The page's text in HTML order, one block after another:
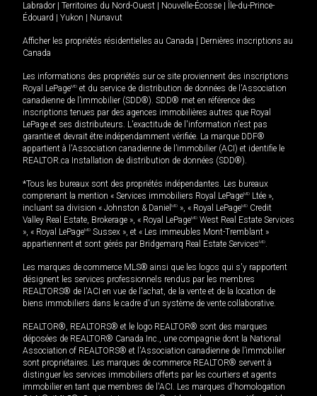
Labrador
Territoires du Nord-Ouest Nouvelle-Écosse
Île-du-Prince-
Édouard
Yukon Nunavut
Afficher les propriétés résidentielles au Canada
Dernières inscriptions au
Canada
Les informations des propriétés sur ce site proviennent des inscriptions
Royal LePageMD et du service de distribution de données de l'Association
canadienne de l’immobilier (SDD®). SDD® met en référence des
inscriptions tenues par des agences immobilières autres que Royal
LePage et ses distributeurs. L'exactitude de l'information n'est pas
garantie et devrait être indépendamment vérifiée. La marque DDF®
appartient à l'Association canadienne de l’immobilier (ACI) et identifie le
REALTOR.ca Installation de distribution de données (SDD®).
*Tous les bureaux sont des propriétés indépendantes. Les bureaux
comprenant la mention « Services immobiliers Royal LePageMD Ltée »,
incluant sa division « Johnston & Daniel MD », « Royal LePageMD Credit
Valley Real Estate, Brokerage », « Royal LePageMD West Real Estate Services
», « Royal LePageMD Sussex », et « Les immeubles Mont-Tremblant »
appartiennent et sont gérés par Bridgemarq Real Estate ServicesMD.
Les marques de commerce MLS® ainsi que les logos qui s'y rapportent
désignent les services professionnels rendus par les membres
REALTORS® de l'ACI en vue de l'achat, de la vente et de la location de
biens immobiliers dans le cadre d'un système de vente collaborative.
REALTOR®, REALTORS® et le logo REALTOR® sont des marques
déposées de REALTOR® Canada Inc., une compagnie dont la National
Association of REALTORS® et l'Association canadienne de l’immobilier
sont propriétaires. Les marques de commerce REALTOR® servent à
distinguer les services immobiliers offerts par les courtiers et agents
immobilier en tant que membres de l'ACI. Les marques d'homologation